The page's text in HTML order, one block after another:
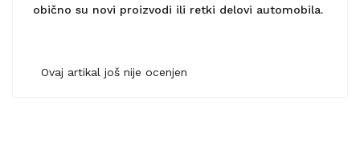
obično su novi proizvodi ili retki delovi automobila.
Ovaj artikal još nije ocenjen